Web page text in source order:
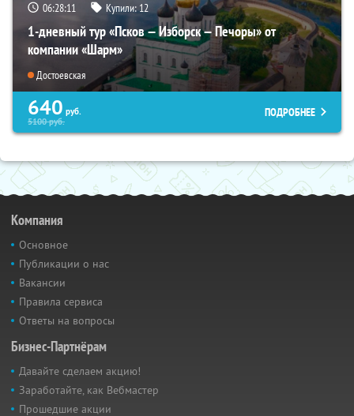
06:28:10 Купили:12
1-дневный тур «Псков — Изборск — Печоры» от
компании «Шарм»
Достоевская
640 руб.
5100руб.
ПОДРОБНЕЕ
Компания
Основное
Публикации о нас
Вакансии
Правила сервиса
Ответы на вопросы
Бизнес-Партнёрам
Давайте сделаем акцию!
Заработайте, как Вебмастер
Прошедшие акции